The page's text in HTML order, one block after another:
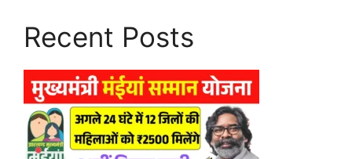
Recent Posts